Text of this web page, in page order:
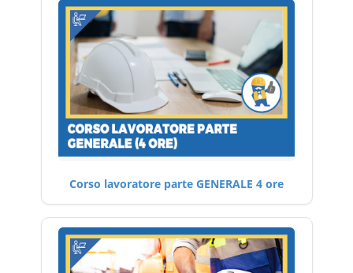
Corso lavoratore parte GENERALE 4 ore